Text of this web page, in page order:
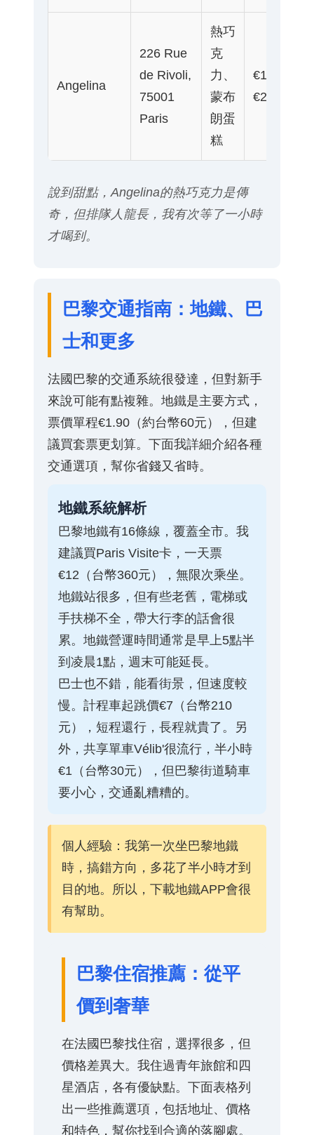
Angelina
226 Rue
de Rivoli,
75001
Paris
熱巧
克
力、
蒙布
朗蛋
糕
€10-
€20
說到甜點，Angelina的熱巧克力是傳
奇，但排隊人龍長，我有次等了一小時
才喝到。
巴黎交通指南：地鐵、巴
士和更多
法國巴黎的交通系統很發達，但對新手
來說可能有點複雜。地鐵是主要方式，
票價單程€1.90（約台幣60元），但建
議買套票更划算。下面我詳細介紹各種
交通選項，幫你省錢又省時。
地鐵系統解析
巴黎地鐵有16條線，覆蓋全市。我
建議買Paris Visite卡，一天票
€12（台幣360元），無限次乘坐。
地鐵站很多，但有些老舊，電梯或
手扶梯不全，帶大行李的話會很
累。地鐵營運時間通常是早上5點半
到凌晨1點，週末可能延長。
巴士也不錯，能看街景，但速度較
慢。計程車起跳價€7（台幣210
元），短程還行，長程就貴了。另
外，共享單車Vélib'很流行，半小時
€1（台幣30元），但巴黎街道騎車
要小心，交通亂糟糟的。
個人經驗：我第一次坐巴黎地鐵
時，搞錯方向，多花了半小時才到
目的地。所以，下載地鐵APP會很
有幫助。
巴黎住宿推薦：從平
價到奢華
在法國巴黎找住宿，選擇很多，但
價格差異大。我住過青年旅館和四
星酒店，各有優缺點。下面表格列
出一些推薦選項，包括地址、價格
和特色，幫你找到合適的落腳處。